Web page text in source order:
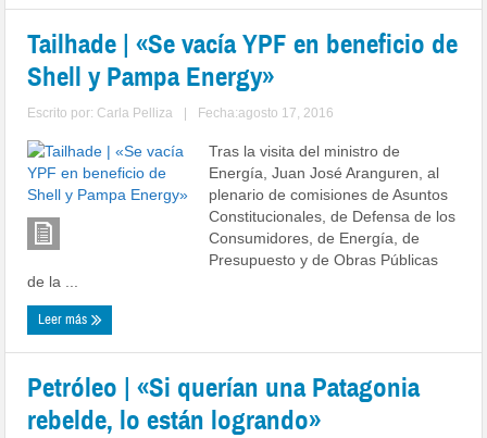
Tailhade | «Se vacía YPF en beneficio de
Shell y Pampa Energy»
Escrito por: Carla Pelliza Fecha:agosto 17, 2016
Tras la visita del ministro de
Energía, Juan José Aranguren, al
plenario de comisiones de Asuntos
Constitucionales, de Defensa de los
Consumidores, de Energía, de
Presupuesto y de Obras Públicas
de la ...
Leer más
Petróleo | «Si querían una Patagonia
rebelde, lo están logrando»